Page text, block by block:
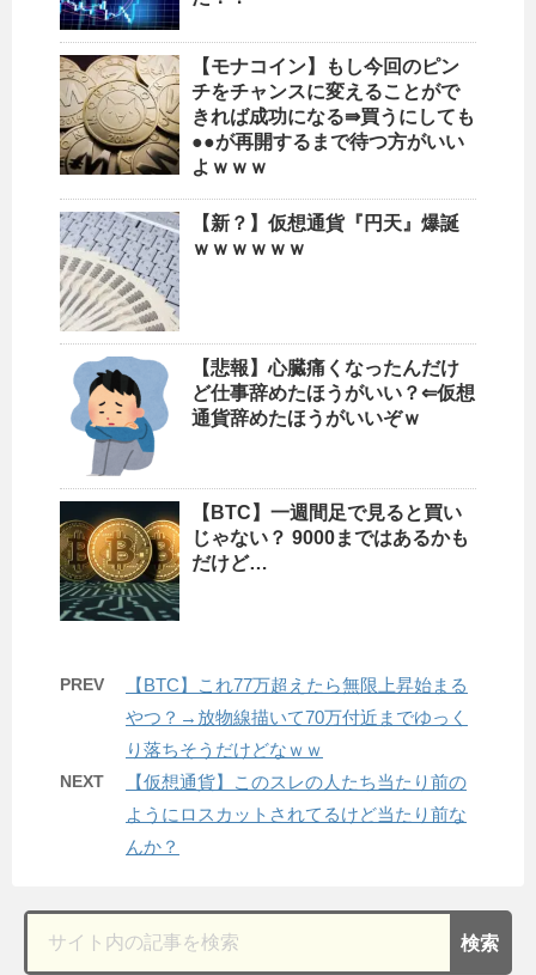
【モナコイン】もし今回のピン
チをチャンスに変えることがで
きれば成功になる⇛買うにしても
●●が再開するまで待つ方がいい
よｗｗｗ
【新？】仮想通貨『円天』爆誕
ｗｗｗｗｗｗ
【悲報】心臓痛くなったんだけ
ど仕事辞めたほうがいい？⇐仮想
通貨辞めたほうがいいぞｗ
【BTC】一週間足で見ると買い
じゃない？ 9000まではあるかも
だけど…
PREV
【BTC】これ77万超えたら無限上昇始まる
やつ？→放物線描いて70万付近までゆっく
り落ちそうだけどなｗｗ
NEXT
【仮想通貨】このスレの人たち当たり前の
ようにロスカットされてるけど当たり前な
んか？